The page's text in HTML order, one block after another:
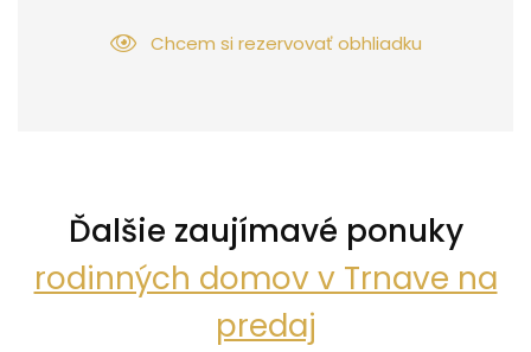
Chcem si rezervovať obhliadku
Ďalšie zaujímavé ponuky
rodinných domov v Trnave na
predaj